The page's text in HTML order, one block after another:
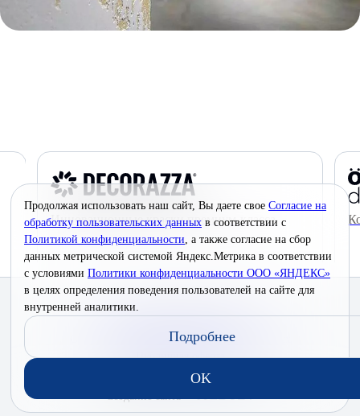
Инновационные краски премиум-класса
© 2026 Interra Deco Group
Согласие на обработку персональных данных
Публичная оферта
Создание сайта —
Продолжая использовать наш сайт, Вы даете свое Согласие на
обработку пользовательских данных в соответствии с
Политикой конфиденциальности, а также согласие на сбор
данных метрической системой Яндекс.Метрика в соответствии
с условиями Политики конфиденциальности ООО «ЯНДЕКС»
в целях определения поведения пользователей на сайте для
внутренней аналитики.
Подробнее
OK